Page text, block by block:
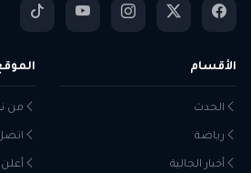
الأقسام
الحدث
رياضة
أخبار الجالية
من